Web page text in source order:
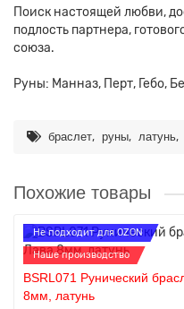
Поиск настоящей любви,
подлость партнера,
союза.
Руны: Манназ, Перт, Гебо,
браслет, руны, латунь,
Похожие товары
Не подходит для OZON
Наше производство
BSRL071 Рунический
8мм, латунь